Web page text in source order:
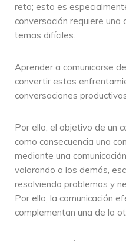
reto; esto es
conversación requiere
temas difíciles.
Aprender a comunicarse
convertir estos
conversaciones
Por ello, el objetivo de un
como consecuencia una
mediante una
valorando a los demás,
resolviendo problemas y
Por ello, la comunicación
complementan una de la